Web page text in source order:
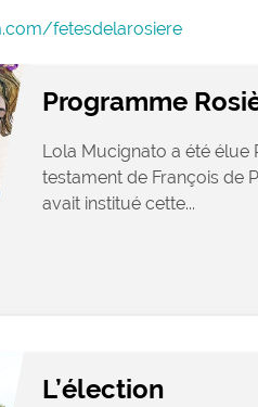
fetesdelarosiere
Programme
Lola Mucignato a été élue
testament de François de
avait institué cette...
L’élection